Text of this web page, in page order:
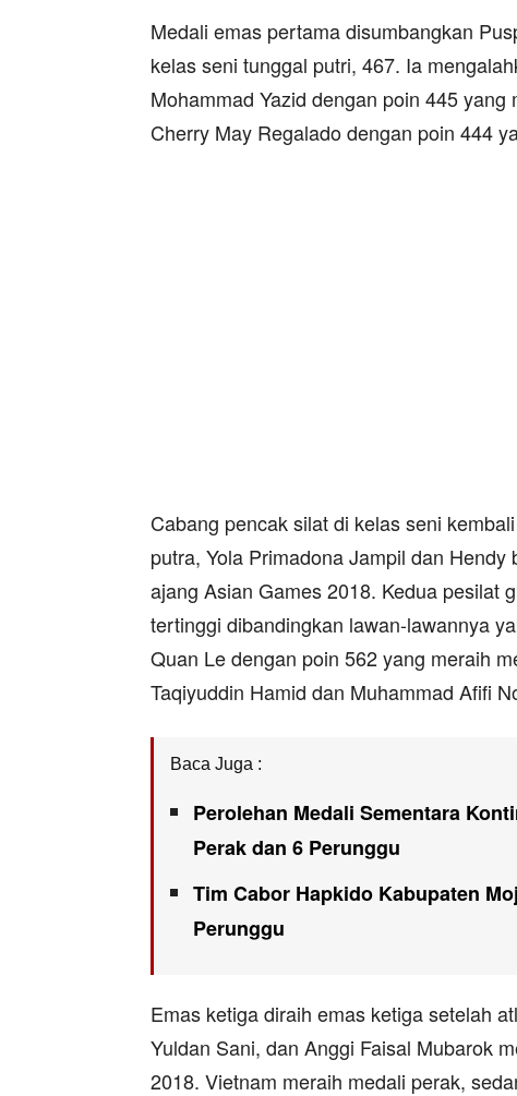
Medali emas pertama disumbangkan
kelas seni tunggal putri, 467. Ia
Mohammad Yazid dengan poin 445
Cherry May Regalado dengan poin 444
Cabang pencak silat di kelas seni
putra, Yola Primadona Jampil dan
ajang Asian Games 2018. Kedua pesilat
tertinggi dibandingkan lawan-lawannya
Quan Le dengan poin 562 yang meraih
Taqiyuddin Hamid dan Muhammad Afifi
Baca Juga :
Perolehan Medali Sementara
Perak dan 6 Perunggu
Tim Cabor Hapkido Kabupaten
Perunggu
Emas ketiga diraih emas ketiga setelah
Yuldan Sani, dan Anggi Faisal Mubarok
2018. Vietnam meraih medali perak,